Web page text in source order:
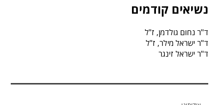
נשיאים קודמים
ד"ר נחום גולדמן, ז"ל
ד"ר ישראל מילר, ז"ל
ד"ר ישראל זינגר